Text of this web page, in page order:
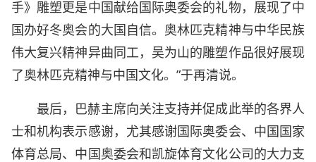
手》雕塑更是中国献给国际奥委会的礼物，展现了中
国办好冬奥会的大国自信。奥林匹克精神与中华民族
伟大复兴精神异曲同工，吴为山的雕塑作品很好展现
了奥林匹克精神与中国文化。”于再清说。
最后，巴赫主席向关注支持并促成此举的各界人
士和机构表示感谢，尤其感谢国际奥委会、中国国家
体育总局、中国奥委会和凯旋体育文化公司的大力支